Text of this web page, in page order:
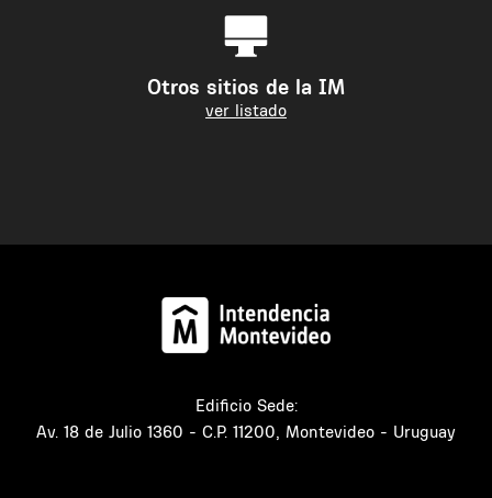
Otros sitios de la IM
ver listado
Edificio Sede:
Av. 18 de Julio 1360 - C.P. 11200, Montevideo - Uruguay